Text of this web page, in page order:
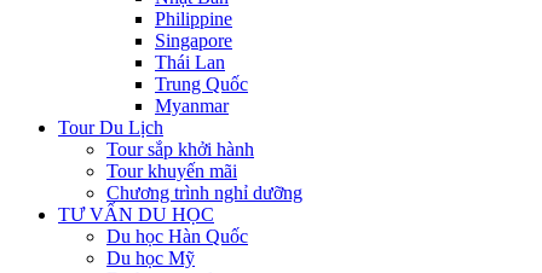
Philippine
Singapore
Thái Lan
Trung Quốc
Myanmar
Tour Du Lịch
Tour sắp khởi hành
Tour khuyến mãi
Chương trình nghỉ dưỡng
TƯ VẤN DU HỌC
Du học Hàn Quốc
Du học Mỹ